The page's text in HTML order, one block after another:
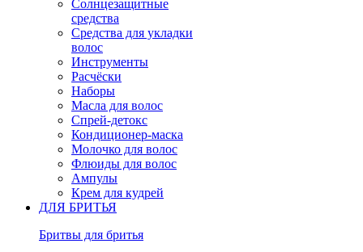
Солнцезащитные
средства
Средства для укладки
волос
Инструменты
Расчёски
Наборы
Масла для волос
Спрей-детокс
Кондиционер-маска
Молочко для волос
Флюиды для волос
Ампулы
Крем для кудрей
ДЛЯ БРИТЬЯ
Бритвы для бритья